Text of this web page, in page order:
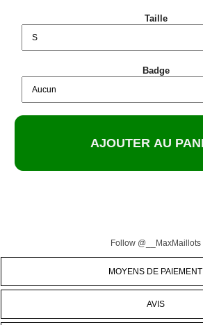
Taille
Badge
Follow @__MaxMaillots
MOYENS DE PAIEMENT
AVIS